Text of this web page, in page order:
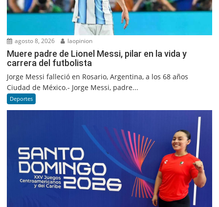
agosto 8, 2026 laopinion
Muere padre de Lionel Messi, pilar en la vida y
carrera del futbolista
Jorge Messi falleció en Rosario, Argentina, a los 68 años
Ciudad de México.- Jorge Messi, padre...
Deportes